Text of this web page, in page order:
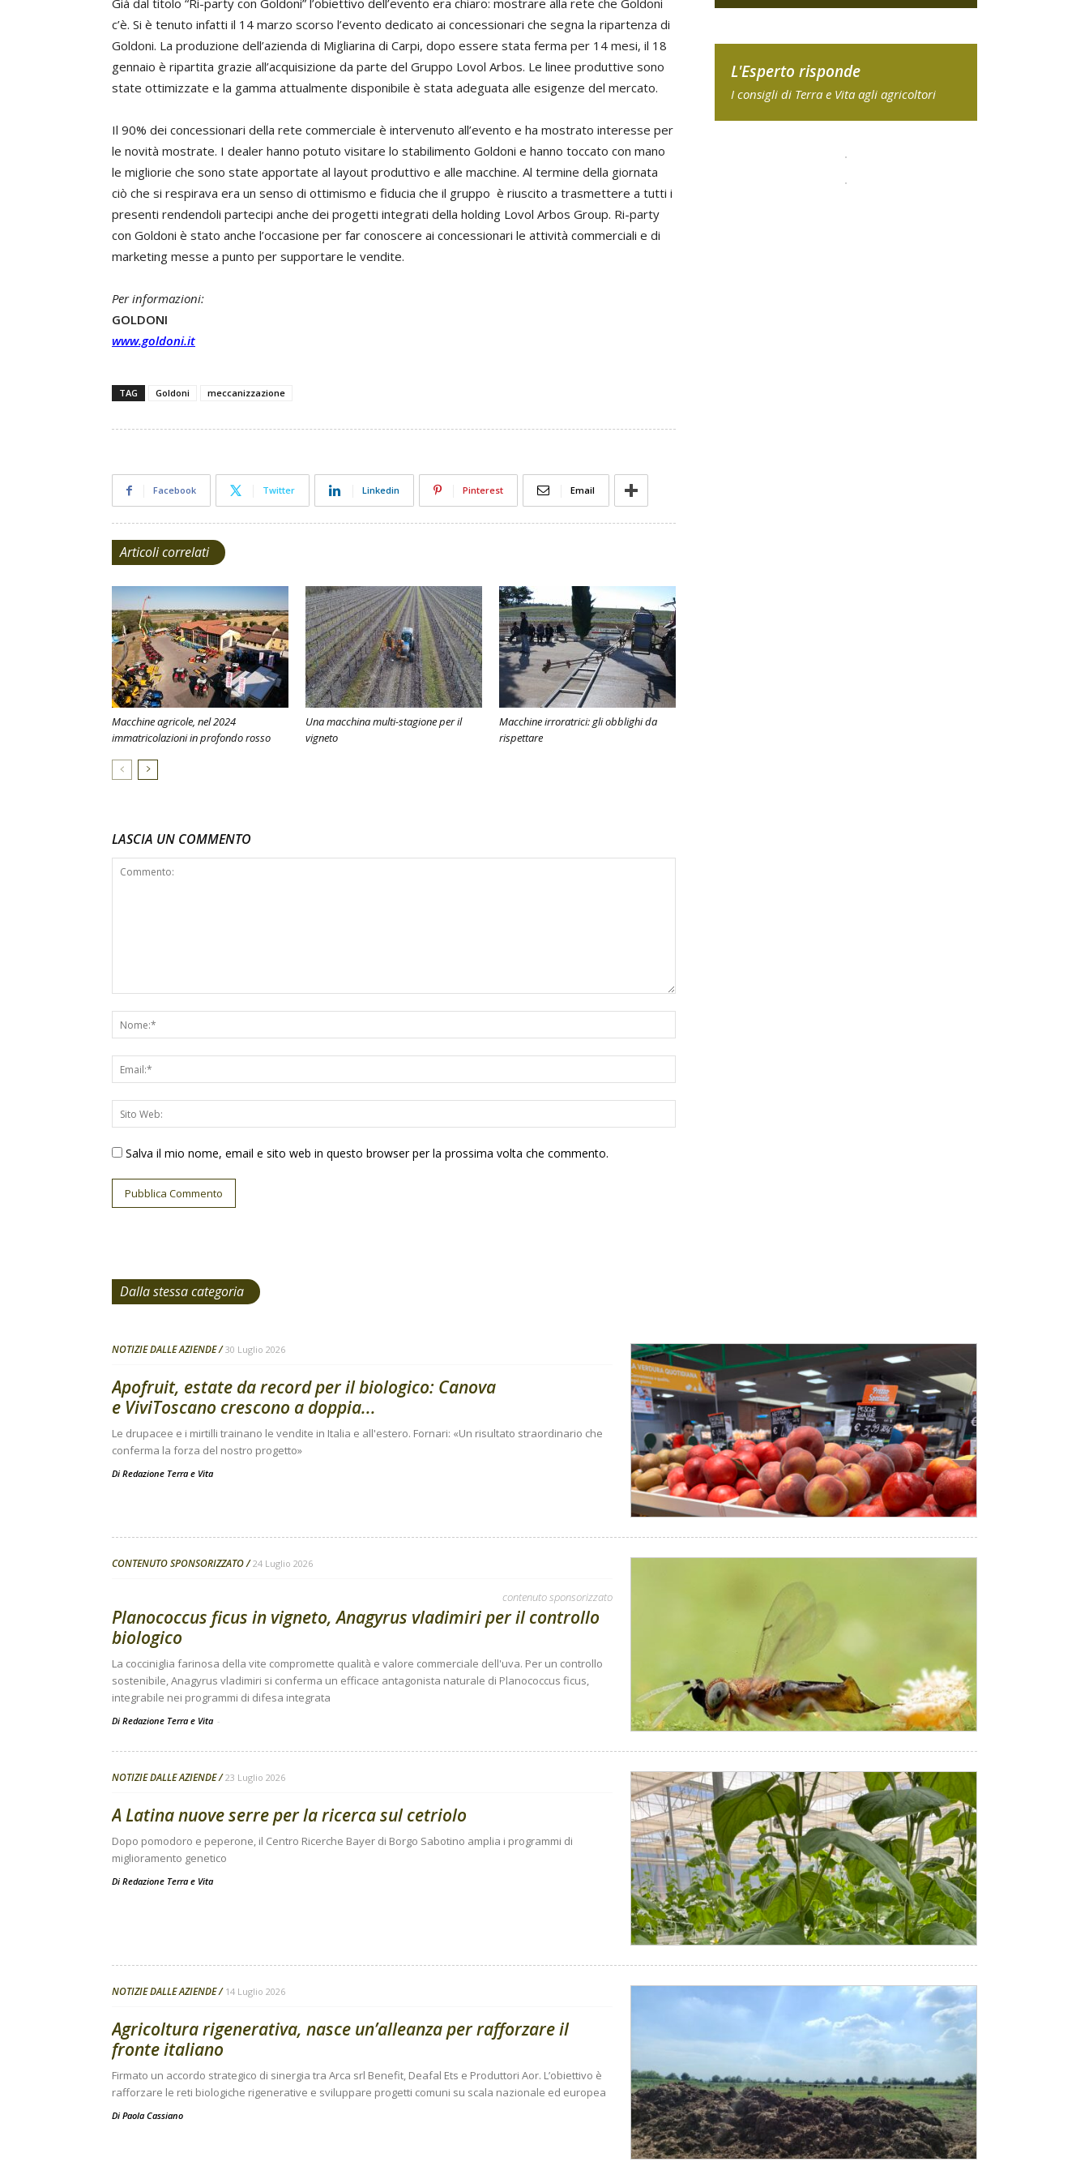
Già dal titolo “Ri-party con Goldoni” l’obiettivo dell’evento era chiaro: mostrare alla rete che Goldoni
c’è. Si è tenuto infatti il 14 marzo scorso l’evento dedicato ai concessionari che segna la ripartenza di
Goldoni. La produzione dell’azienda di Migliarina di Carpi, dopo essere stata ferma per 14 mesi, il 18
gennaio è ripartita grazie all’acquisizione da parte del Gruppo Lovol Arbos. Le linee produttive sono
state ottimizzate e la gamma attualmente disponibile è stata adeguata alle esigenze del mercato.
Il 90% dei concessionari della rete commerciale è intervenuto all’evento e ha mostrato interesse per
le novità mostrate. I dealer hanno potuto visitare lo stabilimento Goldoni e hanno toccato con mano
le migliorie che sono state apportate al layout produttivo e alle macchine. Al termine della giornata
ciò che si respirava era un senso di ottimismo e fiducia che il gruppo è riuscito a trasmettere a tutti i
presenti rendendoli partecipi anche dei progetti integrati della holding Lovol Arbos Group. Ri-party
con Goldoni è stato anche l’occasione per far conoscere ai concessionari le attività commerciali e di
marketing messe a punto per supportare le vendite.
Per informazioni:
GOLDONI
www.goldoni.it
TAG Goldoni meccanizzazione
Facebook Twitter Linkedin Pinterest Email
Articoli correlati
Macchine agricole, nel 2024
immatricolazioni in profondo rosso
Una macchina multi-stagione per il
vigneto
Macchine irroratrici: gli obblighi da
rispettare
LASCIA UN COMMENTO
Salva il mio nome, email e sito web in questo browser per la prossima volta che commento.
L'Esperto risponde
I consigli di Terra e Vita agli agricoltori
Dalla stessa categoria
NOTIZIE DALLE AZIENDE 30 Luglio 2026
Apofruit, estate da record per il biologico: Canova
e ViviToscano crescono a doppia...
Le drupacee e i mirtilli trainano le vendite in Italia e all'estero. Fornari: «Un risultato straordinario che
conferma la forza del nostro progetto»
Di Redazione Terra e Vita
CONTENUTO SPONSORIZZATO 24 Luglio 2026
contenuto sponsorizzato
Planococcus ficus in vigneto, Anagyrus vladimiri per il controllo
biologico
La cocciniglia farinosa della vite compromette qualità e valore commerciale dell'uva. Per un controllo
sostenibile, Anagyrus vladimiri si conferma un efficace antagonista naturale di Planococcus ficus,
integrabile nei programmi di difesa integrata
Di Redazione Terra e Vita -
NOTIZIE DALLE AZIENDE 23 Luglio 2026
A Latina nuove serre per la ricerca sul cetriolo
Dopo pomodoro e peperone, il Centro Ricerche Bayer di Borgo Sabotino amplia i programmi di
miglioramento genetico
Di Redazione Terra e Vita
NOTIZIE DALLE AZIENDE 14 Luglio 2026
Agricoltura rigenerativa, nasce un’alleanza per rafforzare il
fronte italiano
Firmato un accordo strategico di sinergia tra Arca srl Benefit, Deafal Ets e Produttori Aor. L’obiettivo è
rafforzare le reti biologiche rigenerative e sviluppare progetti comuni su scala nazionale ed europea
Di Paola Cassiano